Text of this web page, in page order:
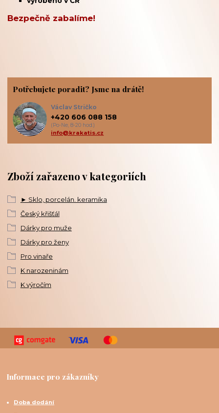
Bezpečně zabalíme!
Zboží zařazeno v kategoriích
► Sklo, porcelán. keramika
Český křišťál
Dárky pro muže
Dárky pro ženy
Pro vinaře
K narozeninám
K výročím
Potřebujete poradit? Jsme na drátě!
Václav Stričko
+420 606 088 158
(Po-Ne, 8-20 hod.)
info@krakatis.cz
Informace pro zákazníky
Doba dodání